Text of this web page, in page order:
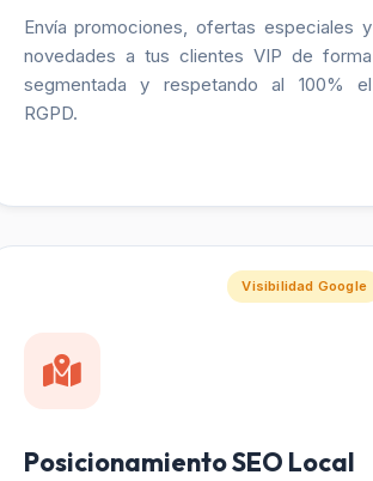
Envía promociones, ofertas especiales y
novedades a tus clientes VIP de forma
segmentada y respetando al 100% el
RGPD.
Visibilidad Google
Posicionamiento SEO Local